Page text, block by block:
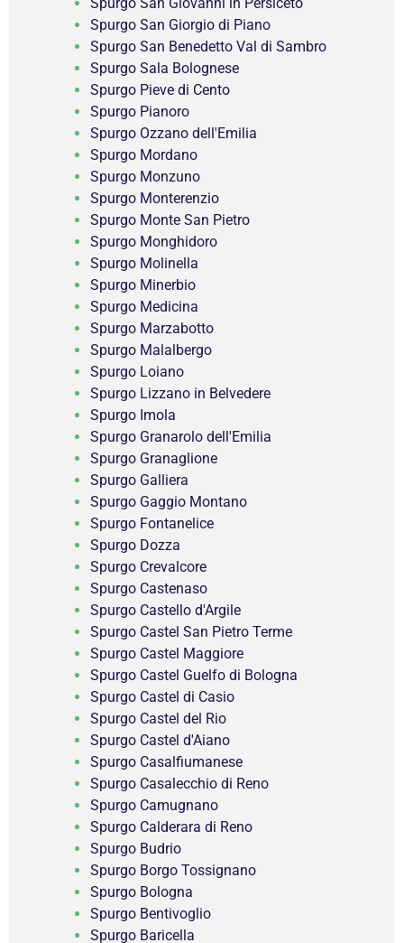
Spurgo San Giorgio di Piano
Spurgo San Benedetto Val di Sambro
Spurgo Sala Bolognese
Spurgo Pieve di Cento
Spurgo Pianoro
Spurgo Ozzano dell'Emilia
Spurgo Mordano
Spurgo Monzuno
Spurgo Monterenzio
Spurgo Monte San Pietro
Spurgo Monghidoro
Spurgo Molinella
Spurgo Minerbio
Spurgo Medicina
Spurgo Marzabotto
Spurgo Malalbergo
Spurgo Loiano
Spurgo Lizzano in Belvedere
Spurgo Imola
Spurgo Granarolo dell'Emilia
Spurgo Granaglione
Spurgo Galliera
Spurgo Gaggio Montano
Spurgo Fontanelice
Spurgo Dozza
Spurgo Crevalcore
Spurgo Castenaso
Spurgo Castello d'Argile
Spurgo Castel San Pietro Terme
Spurgo Castel Maggiore
Spurgo Castel Guelfo di Bologna
Spurgo Castel di Casio
Spurgo Castel del Rio
Spurgo Castel d'Aiano
Spurgo Casalfiumanese
Spurgo Casalecchio di Reno
Spurgo Camugnano
Spurgo Calderara di Reno
Spurgo Budrio
Spurgo Borgo Tossignano
Spurgo Bologna
Spurgo Bentivoglio
Spurgo Baricella